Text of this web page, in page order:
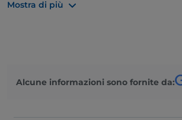
quale vicoli fatti di scale salgono
Antonello da Messina. In alto, sulla
Mostra di più
Alcune informazioni sono fornite da: